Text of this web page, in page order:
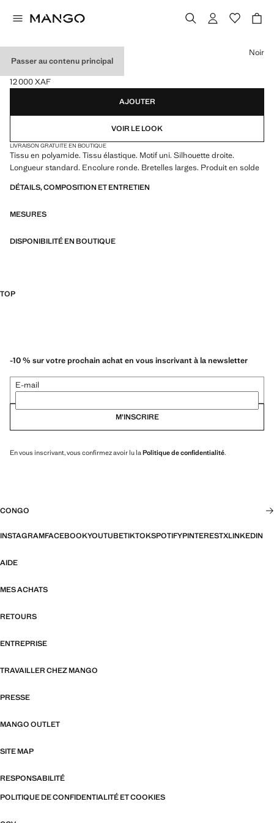
Passer au contenu principal
TOP UNI À BRETELLES
Prix actuel [12 000 XAF ]
12 000 XAF
Choisissez une couleur
Noir
AJOUTER
VOIR LE LOOK
LIVRAISON GRATUITE EN BOUTIQUE
Tissu en polyamide. Tissu élastique. Motif uni. Silhouette droite.
Longueur standard. Encolure ronde. Bretelles larges. Produit en solde
DÉTAILS, COMPOSITION ET ENTRETIEN
MESURES
DISPONIBILITÉ EN BOUTIQUE
TOP
-10 % sur votre prochain achat en vous inscrivant à la newsletter
E-mail
M’INSCRIRE
En vous inscrivant, vous confirmez avoir lu la Politique de confidentialité.
CONGO
INSTAGRAMFACEBOOKYOUTUBETIKTOKSPOTIFYPINTERESTXLINKEDIN
AIDE
MES ACHATS
RETOURS
ENTREPRISE
TRAVAILLER CHEZ MANGO
PRESSE
MANGO OUTLET
SITE MAP
RESPONSABILITÉ
POLITIQUE DE CONFIDENTIALITÉ ET COOKIES